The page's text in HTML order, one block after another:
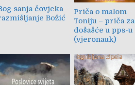
sanja čovjeka –
Božić
Priča o malom
Toniju – priča za
došašće u pps-u
(vjeronauk)